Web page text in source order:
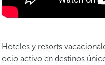
Hoteles y resorts
ocio activo en destinos